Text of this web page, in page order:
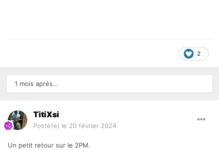
2
1 mois après...
TitiXsi
Posté(e) le 20 février 2024
Un petit retour sur le 2PM.